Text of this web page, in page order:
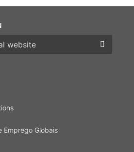
Emprego Globais